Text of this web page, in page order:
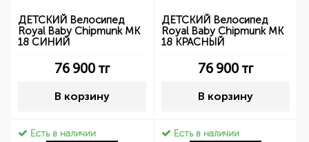
ДЕТСКИЙ Велосипед
Royal Baby Chipmunk MK
18 СИНИЙ
76 900 тг
В корзину
ДЕТСКИЙ Велосипед
Royal Baby Chipmunk MK
18 КРАСНЫЙ
76 900 тг
В корзину
Есть в наличии Есть в наличии